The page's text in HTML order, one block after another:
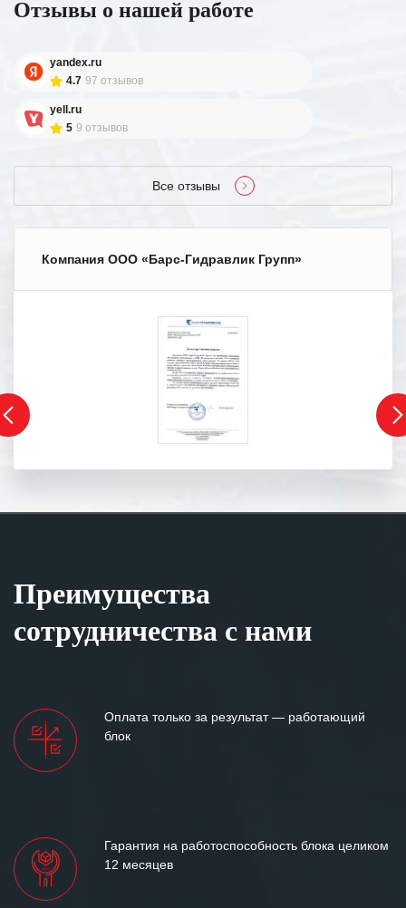
Отзывы о нашей работе
yandex.ru
4.7 97 отзывов
yell.ru
5 9 отзывов
Все отзывы
Компания ООО «Барс-Гидравлик Групп»
Преимущества
сотрудничества с нами
Оплата только за результат — работающий
блок
Гарантия на работоспособность блока целиком
12 месяцев